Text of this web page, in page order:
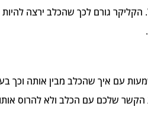
גורם לכך שהכלב ירצה
עם איך שהכלב מבין אותה
הקשר שלכם עם הכלב ולא להרוס